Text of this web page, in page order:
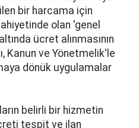
bir harcama için
olan 'genel
ücret alınmasının
Kanun ve Yönetmelik'le
dönük uygulamalar
belirli bir hizmetin
tespit ve ilan